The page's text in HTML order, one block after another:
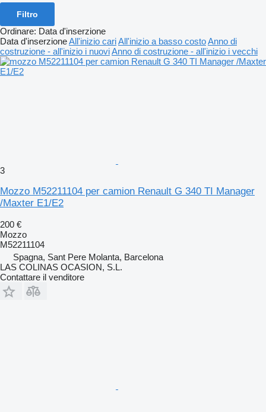
Filtro
Ordinare: Data d'inserzione
Data d'inserzioneAll'inizio cariAll'inizio a basso costoAnno di
costruzione - all'inizio i nuoviAnno di costruzione - all'inizio i vecchi
3
Mozzo M52211104 per camion Renault G 340 TI Manager
/Maxter E1/E2
200 €
Mozzo
M52211104
Spagna, Sant Pere Molanta, Barcelona
LAS COLINAS OCASION, S.L.
Contattare il venditore